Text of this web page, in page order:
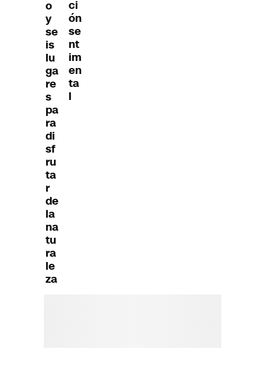
o
y
se
is
lu
ga
re
s
pa
ra
di
sf
ru
ta
r
de
la
na
tu
ra
le
za
ci
ón
se
nt
im
en
ta
l